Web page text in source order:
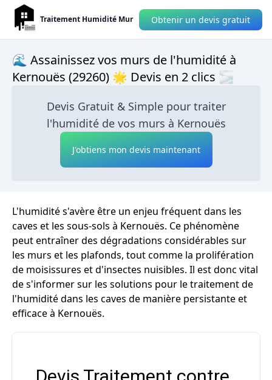
Traitement Humidité Mur Obtenir un devis gratuit
🌊 Assainissez vos murs de l'humidité à
Kernouës (29260) 🌟 Devis en 2 clics 🌫
Devis Gratuit & Simple pour traiter
l'humidité de vos murs à Kernouës
J'obtiens mon devis maintenant
L'humidité s'avère être un enjeu fréquent dans les
caves et les sous-sols à Kernouës. Ce phénomène
peut entraîner des dégradations considérables sur
les murs et les plafonds, tout comme la prolifération
de moisissures et d'insectes nuisibles. Il est donc vital
de s'informer sur les solutions pour le traitement de
l'humidité dans les caves de manière persistante et
efficace à Kernouës.